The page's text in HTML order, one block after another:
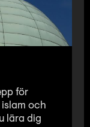
för
och
lära dig